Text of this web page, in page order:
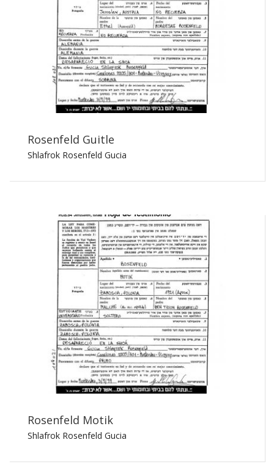
Rosenfeld Guitle
Shlafrok Rosenfeld Gucia
Rosenfeld Motik
Shlafrok Rosenfeld Gucia